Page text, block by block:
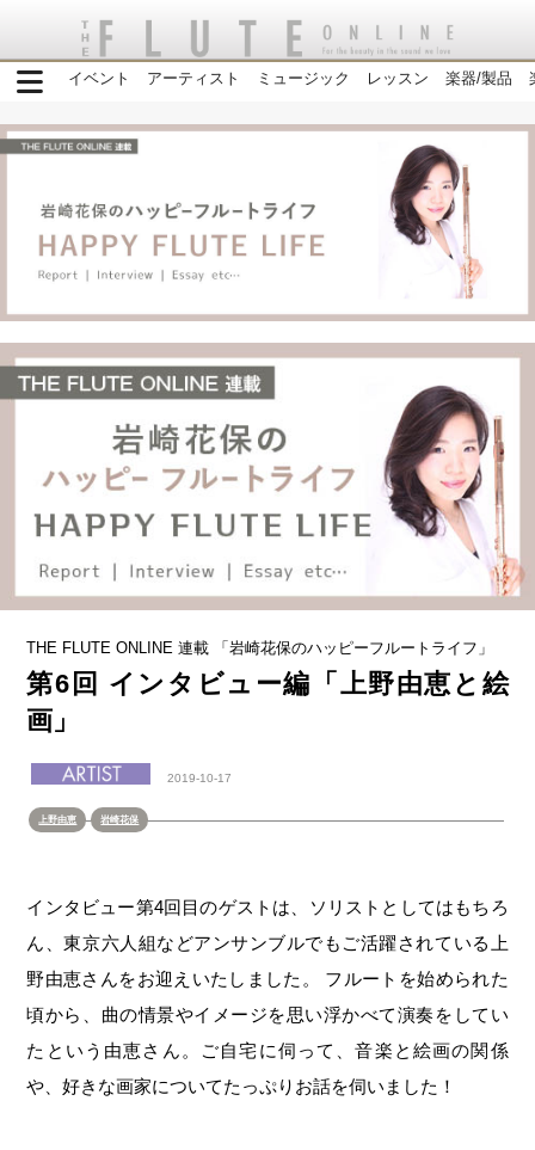
イベント アーティスト ミュージック レッスン 楽器/製品
THE FLUTE ONLINE 連載 「岩崎花保のハッピーフルートライフ」
第6回 インタビュー編「上野由恵と絵
画」
2019-10-17
上野由恵 岩崎花保
インタビュー第4回目のゲストは、ソリストとしてはもちろ
ん、東京六人組などアンサンブルでもご活躍されている上
野由恵さんをお迎えいたしました。 フルートを始められた
頃から、曲の情景やイメージを思い浮かべて演奏をしてい
たという由恵さん。ご自宅に伺って、音楽と絵画の関係
や、好きな画家についてたっぷりお話を伺いました！